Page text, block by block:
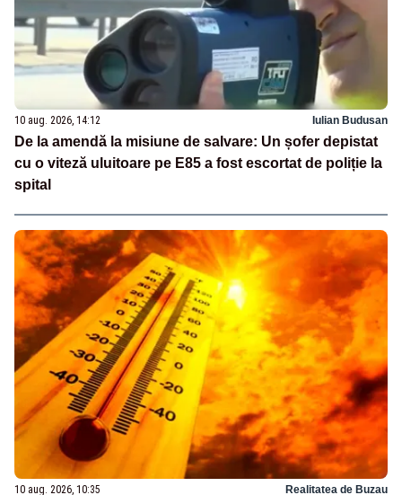
10 aug. 2026, 14:12 Iulian Budusan
De la amendă la misiune de salvare: Un șofer depistat
cu o viteză uluitoare pe E85 a fost escortat de poliție la
spital
10 aug. 2026, 10:35 Realitatea de Buzau